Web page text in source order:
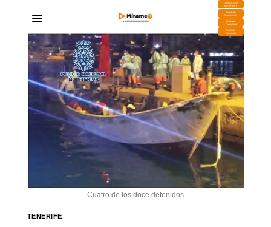
DESCARGA
MIRAPLAY
Buzón de
Sugerencias
Contratar
Publicidad
Contacto
Comercial
Cuatro de los doce detenidos
TENERIFE